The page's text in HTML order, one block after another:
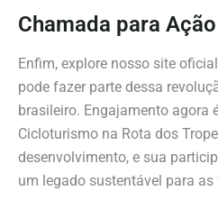
Chamada para
Enfim, explore nosso site
pode fazer parte dessa
brasileiro. Engajamento agora
Cicloturismo na Rota dos
desenvolvimento, e sua
um legado sustentável para